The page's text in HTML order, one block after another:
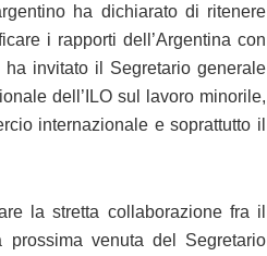
ha dichiarato di ritenere
i rapporti dell’Argentina con
invitato il Segretario generale
dell’ILO sul lavoro minorile,
internazionale e soprattutto il
la stretta collaborazione fra il
venuta del Segretario